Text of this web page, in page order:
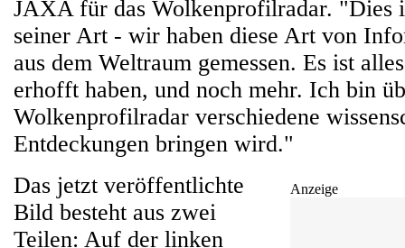
JAXA für das Wolkenprofilradar. "Dies
seiner Art - wir haben diese Art von
aus dem Weltraum gemessen. Es ist
erhofft haben, und noch mehr. Ich bin
Wolkenprofilradar verschiedene
Entdeckungen bringen wird."
Anzeige
Das jetzt veröffentlichte
Bild besteht aus zwei
Teilen: Auf der linken